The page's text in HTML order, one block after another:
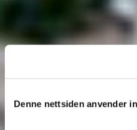
Denne nettsiden anvender